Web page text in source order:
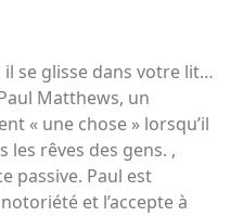
se glisse dans votre lit…
Matthews, un
« une chose » lorsqu’il
les rêves des gens. ,
passive. Paul est
et l’accepte à